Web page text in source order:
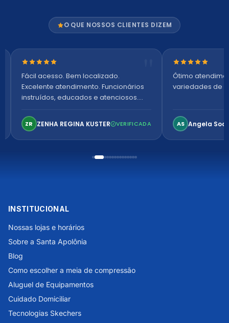
O QUE NOSSOS CLIENTES DIZEM
Nota 5 de 5 estrelas
Fácil acesso. Bem localizado.
Excelente atendimento. Funcionários
instruídos, educados e atenciosos.
confortável. Perfeito!
ZR ZENHA REGINA KUSTER VERIFICADA
Nota 5 de 5
Ótimo
variedades de
AS Angela
INSTITUCIONAL
Nossas lojas e horários
Sobre a Santa Apolônia
Blog
Como escolher a meia de compressão
Aluguel de Equipamentos
Cuidado Domiciliar
Tecnologias Skechers